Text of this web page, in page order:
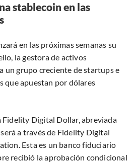
stablecoin en las
en las próximas semanas su
la gestora de activos
un grupo creciente de startups e
que apuestan por dólares
Fidelity Digital Dollar, abreviada
a través de Fidelity Digital
Esta es un banco fiduciario
recibió la aprobación condicional